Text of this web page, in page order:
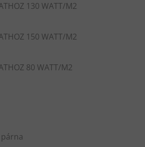
130 WATT/M2
150 WATT/M2
80 WATT/M2